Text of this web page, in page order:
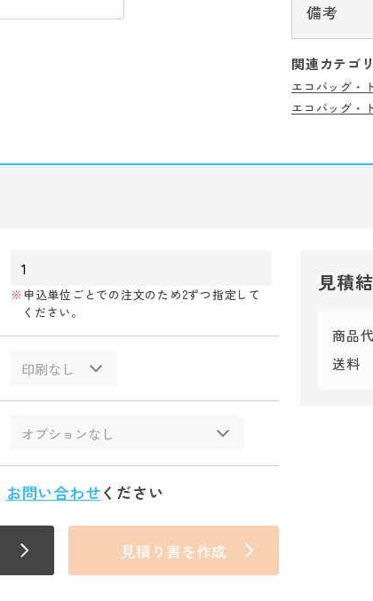
備考
関連カテゴ
エコバッグ・
エコバッグ・
申込単位ごとでの注文のため2ずつ指定して
ください。
お問い合わせください
見積り書を作成
見積
商品
送料